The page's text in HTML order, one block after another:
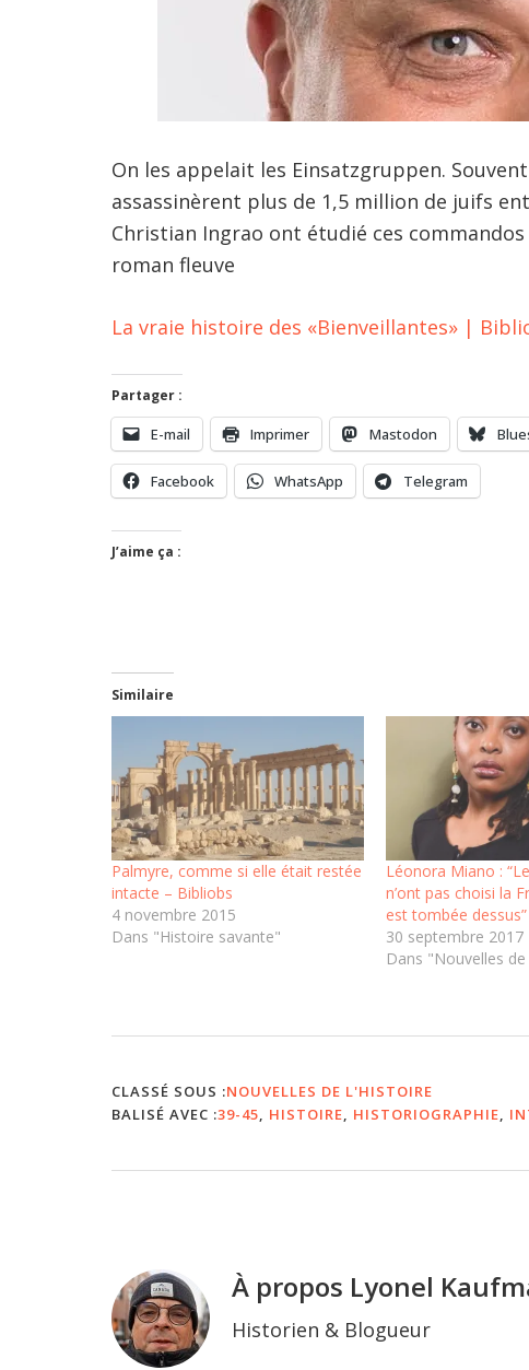
On les appelait les Einsatzgruppen.
assassinèrent plus de 1,5 million de juifs
Christian Ingrao ont étudié ces
roman fleuve
La vraie histoire des «Bienveillantes» |
Partager :
E-mail Imprimer Mastodon
Facebook WhatsApp Telegram
J’aime ça :
Similaire
Palmyre, comme si elle était restée
intacte – Bibliobs
4 novembre 2015
Dans "Histoire savante"
Léonora Miano :
n’ont pas choisi la
est tombée
30 septembre 2017
Dans "Nouvelles
CLASSÉ SOUS :NOUVELLES DE L'HISTOIRE
BALISÉ AVEC :39-45, HISTOIRE, HISTORIOGRAPHIE,
À propos Lyonel
Historien & Blogueur